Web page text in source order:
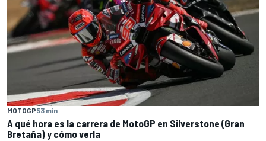
MOTOGP53 min
A qué hora es la carrera de MotoGP en Silverstone (Gran
Bretaña) y cómo verla